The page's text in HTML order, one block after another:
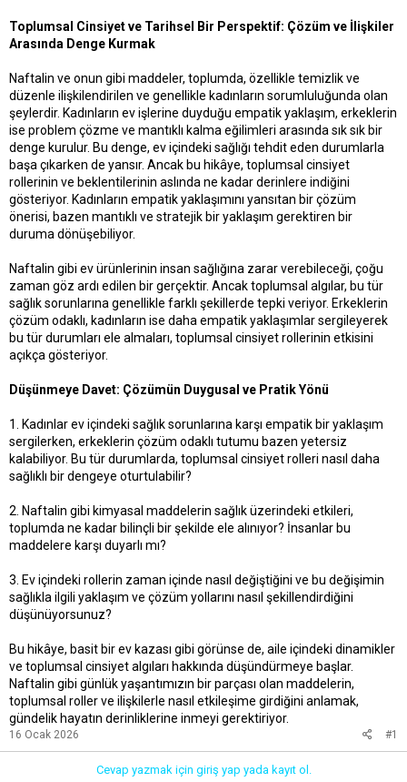
Toplumsal Cinsiyet ve Tarihsel Bir Perspektif: Çözüm ve İlişkiler
Arasında Denge Kurmak
Naftalin ve onun gibi maddeler, toplumda, özellikle temizlik ve
düzenle ilişkilendirilen ve genellikle kadınların sorumluluğunda olan
şeylerdir. Kadınların ev işlerine duyduğu empatik yaklaşım, erkeklerin
ise problem çözme ve mantıklı kalma eğilimleri arasında sık sık bir
denge kurulur. Bu denge, ev içindeki sağlığı tehdit eden durumlarla
başa çıkarken de yansır. Ancak bu hikâye, toplumsal cinsiyet
rollerinin ve beklentilerinin aslında ne kadar derinlere indiğini
gösteriyor. Kadınların empatik yaklaşımını yansıtan bir çözüm
önerisi, bazen mantıklı ve stratejik bir yaklaşım gerektiren bir
duruma dönüşebiliyor.
Naftalin gibi ev ürünlerinin insan sağlığına zarar verebileceği, çoğu
zaman göz ardı edilen bir gerçektir. Ancak toplumsal algılar, bu tür
sağlık sorunlarına genellikle farklı şekillerde tepki veriyor. Erkeklerin
çözüm odaklı, kadınların ise daha empatik yaklaşımlar sergileyerek
bu tür durumları ele almaları, toplumsal cinsiyet rollerinin etkisini
açıkça gösteriyor.
Düşünmeye Davet: Çözümün Duygusal ve Pratik Yönü
1. Kadınlar ev içindeki sağlık sorunlarına karşı empatik bir yaklaşım
sergilerken, erkeklerin çözüm odaklı tutumu bazen yetersiz
kalabiliyor. Bu tür durumlarda, toplumsal cinsiyet rolleri nasıl daha
sağlıklı bir dengeye oturtulabilir?
2. Naftalin gibi kimyasal maddelerin sağlık üzerindeki etkileri,
toplumda ne kadar bilinçli bir şekilde ele alınıyor? İnsanlar bu
maddelere karşı duyarlı mı?
3. Ev içindeki rollerin zaman içinde nasıl değiştiğini ve bu değişimin
sağlıkla ilgili yaklaşım ve çözüm yollarını nasıl şekillendirdiğini
düşünüyorsunuz?
Bu hikâye, basit bir ev kazası gibi görünse de, aile içindeki dinamikler
ve toplumsal cinsiyet algıları hakkında düşündürmeye başlar.
Naftalin gibi günlük yaşantımızın bir parçası olan maddelerin,
toplumsal roller ve ilişkilerle nasıl etkileşime girdiğini anlamak,
gündelik hayatın derinliklerine inmeyi gerektiriyor.
16 Ocak 2026 #1
Cevap yazmak için giriş yap yada kayıt ol.